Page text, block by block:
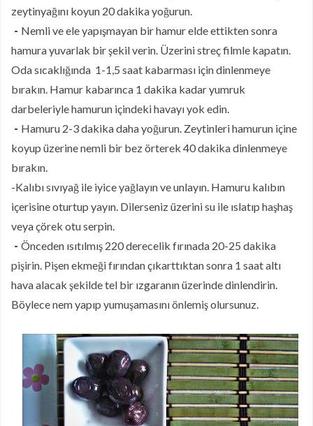
zeytinyağını koyun 20 dakika yoğurun.
- Nemli ve ele yapışmayan bir hamur elde ettikten sonra
hamura yuvarlak bir şekil verin. Üzerini streç filmle kapatın.
Oda sıcaklığında 1-1,5 saat kabarması için dinlenmeye
bırakın. Hamur kabarınca 1 dakika kadar yumruk
darbeleriyle hamurun içindeki havayı yok edin.
- Hamuru 2-3 dakika daha yoğurun. Zeytinleri hamurun içine
koyup üzerine nemli bir bez örterek 40 dakika dinlenmeye
bırakın.
-Kalıbı sıvıyağ ile iyice yağlayın ve unlayın. Hamuru kalıbın
içerisine oturtup yayın. Dilerseniz üzerini su ile ıslatıp haşhaş
veya çörek otu serpin.
- Önceden ısıtılmış 220 derecelik fırınada 20-25 dakika
pişirin. Pişen ekmeği fırından çıkarttıktan sonra 1 saat altı
hava alacak şekilde tel bir ızgaranın üzerinde dinlendirin.
Böylece nem yapıp yumuşamasını önlemiş olursunuz.